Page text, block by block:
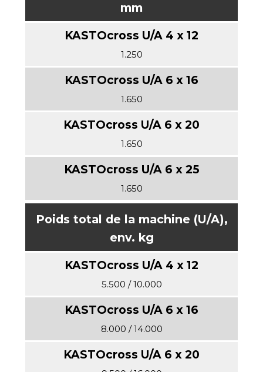
mm
1.250
1.650
1.650
1.650
Poids total de la machine (U/A),
env. kg
5.500 / 10.000
8.000 / 14.000